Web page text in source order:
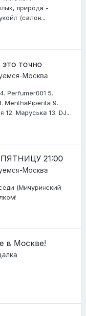
природа -
(салон...
точно
Москва
Perfumer001 5.
MenthaPiperita 9.
12. Маруська 13. DJ...
21:00
Москва
(Мичуринский
в Москве!